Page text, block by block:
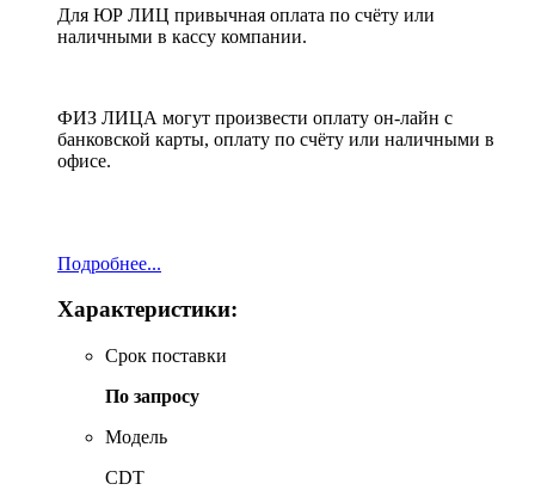
Для ЮР ЛИЦ привычная оплата по счёту или
наличными в кассу компании.
ФИЗ ЛИЦА могут произвести оплату он-лайн с
банковской карты, оплату по счёту или наличными в
офисе.
Подробнее...
Характеристики:
Срок поставки
По запросу
Модель
CDT